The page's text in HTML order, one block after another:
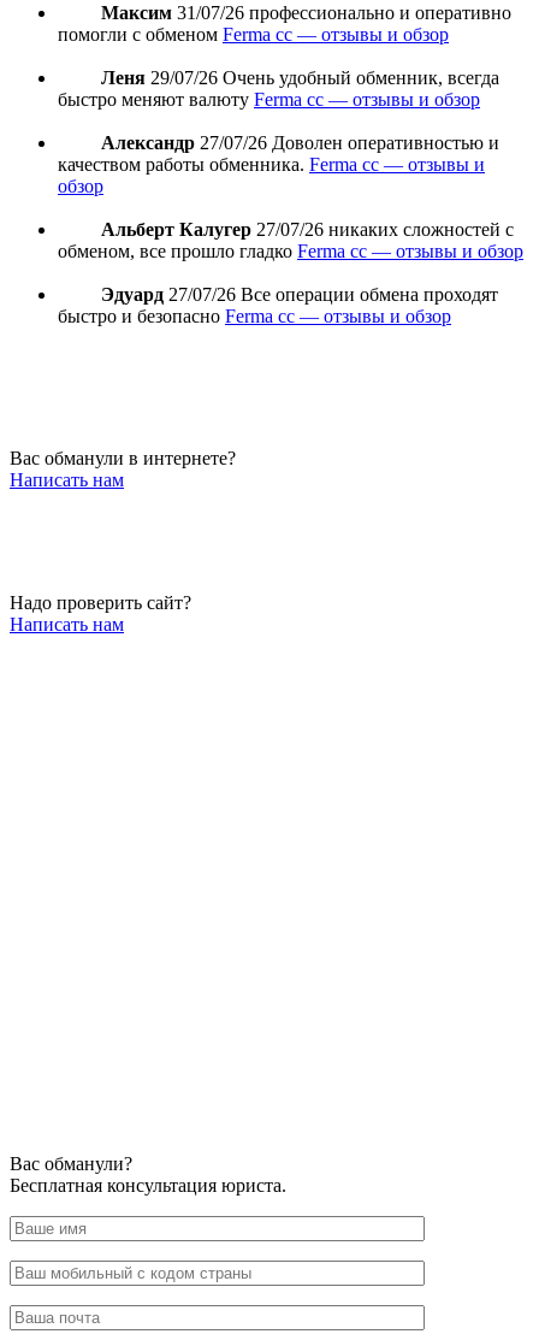
Максим 31/07/26 профессионально и оперативно
помогли с обменом Ferma cc — отзывы и обзор
Леня 29/07/26 Очень удобный обменник, всегда
быстро меняют валюту Ferma cc — отзывы и обзор
Александр 27/07/26 Доволен оперативностью и
качеством работы обменника. Ferma cc — отзывы и
обзор
Альберт Калугер 27/07/26 никаких сложностей с
обменом, все прошло гладко Ferma cc — отзывы и обзор
Эдуард 27/07/26 Все операции обмена проходят
быстро и безопасно Ferma cc — отзывы и обзор
Вас обманули в интернете?
Написать нам
Надо проверить сайт?
Написать нам
Вас обманули?
Бесплатная консультация юриста.